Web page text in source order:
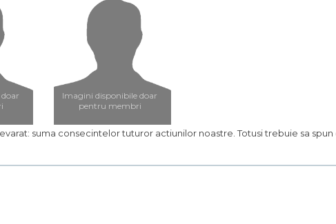
Imagini disponibile doar
pentru membri
suma consecintelor tuturor actiunilor noastre. Totusi trebuie sa